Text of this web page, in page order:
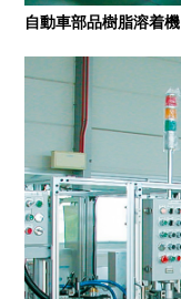
自動車部品樹脂溶着機